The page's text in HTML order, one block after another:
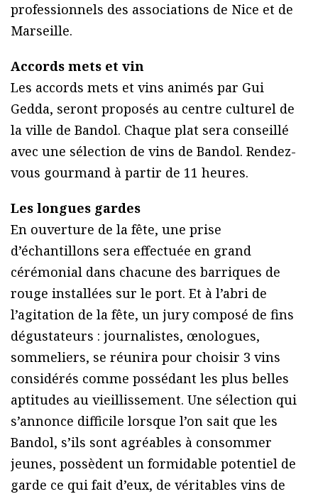
professionnels des associations de Nice et de
Marseille.
Accords mets et vin
Les accords mets et vins animés par Gui
Gedda, seront proposés au centre culturel de
la ville de Bandol. Chaque plat sera conseillé
avec une sélection de vins de Bandol. Rendez-
vous gourmand à partir de 11 heures.
Les longues gardes
En ouverture de la fête, une prise
d’échantillons sera effectuée en grand
cérémonial dans chacune des barriques de
rouge installées sur le port. Et à l’abri de
l’agitation de la fête, un jury composé de fins
dégustateurs : journalistes, œnologues,
sommeliers, se réunira pour choisir 3 vins
considérés comme possédant les plus belles
aptitudes au vieillissement. Une sélection qui
s’annonce difficile lorsque l’on sait que les
Bandol, s’ils sont agréables à consommer
jeunes, possèdent un formidable potentiel de
garde ce qui fait d’eux, de véritables vins de